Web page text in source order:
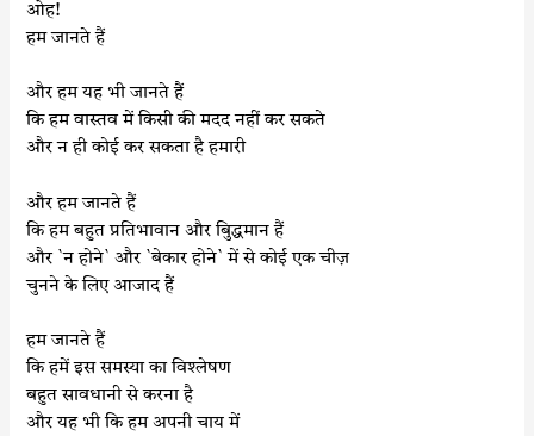
ओह!
हम जानते हैं
और हम यह भी जानते हैं
कि हम वास्तव में किसी की मदद नहीं कर सकते
और न ही कोई कर सकता है हमारी
और हम जानते हैं
कि हम बहुत प्रतिभावान और बुिद्धमान हैं
और `न होने` और `बेकार होने` में से कोई एक चीज़
चुनने के लिए आजाद हैं
हम जानते हैं
कि हमें इस समस्या का विश्लेषण
बहुत सावधानी से करना है
और यह भी कि हम अपनी चाय में